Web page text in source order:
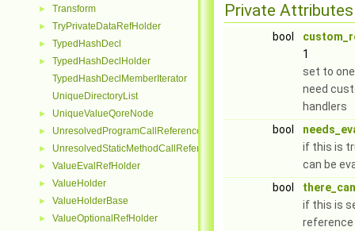
► Transform
► TryPrivateDataRefHolder
► TypedHashDecl
►
TypedHashDeclHolder
TypedHashDeclMemberIterator
UniqueDirectoryList
► UniqueValueQoreNode
► UnresolvedProgramCallReferenceNode
► UnresolvedStaticMethodCallReferenceNode
► ValueEvalRefHolder
► ValueHolder
► ValueHolderBase
►
ValueOptionalRefHolder
Private Attributes
bool
1
set to
need
handlers
bool
if this is
can be
bool
if this is